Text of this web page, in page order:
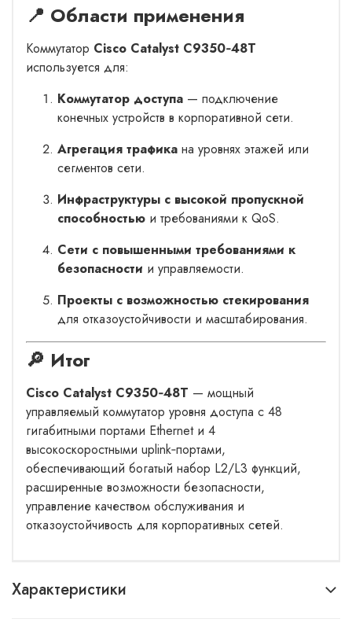
📍 Области применения
Коммутатор Cisco Catalyst C9350‑48T
используется для:
Коммутатор доступа — подключение
конечных устройств в корпоративной сети.
Агрегация трафика на уровнях этажей или
сегментов сети.
Инфраструктуры с высокой пропускной
способностью и требованиями к QoS.
Сети с повышенными требованиями к
безопасности и управляемости.
Проекты с возможностью стекирования
для отказоустойчивости и масштабирования.
🔎 Итог
Cisco Catalyst C9350‑48T — мощный
управляемый коммутатор уровня доступа с 48
гигабитными портами Ethernet и 4
высокоскоростными uplink‑портами,
обеспечивающий богатый набор L2/L3 функций,
расширенные возможности безопасности,
управление качеством обслуживания и
отказоустойчивость для корпоративных сетей.
Характеристики